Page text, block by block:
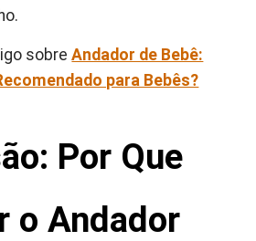
sobreAndador de Bebê:
para Bebês?
Por Que
o Andador